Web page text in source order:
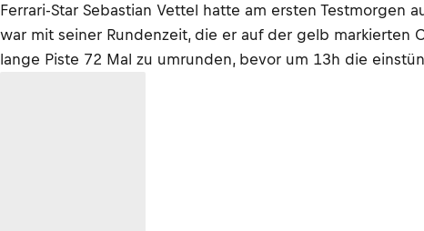
Ferrari-Star Sebastian Vettel hatte am ersten
war mit seiner Rundenzeit, die er auf der gelb markierten
lange Piste 72 Mal zu umrunden, bevor um 13h die